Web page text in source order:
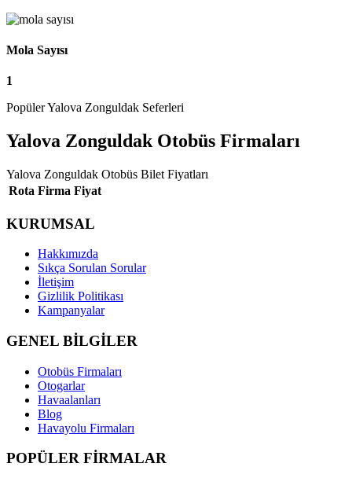
Mola Sayısı
1
Popüler Yalova Zonguldak Seferleri
Yalova Zonguldak Otobüs Firmaları
Yalova Zonguldak Otobüs Bilet Fiyatları
Rota Firma Fiyat
KURUMSAL
Hakkımızda
Sıkça Sorulan Sorular
İletişim
Gizlilik Politikası
Kampanyalar
GENEL BİLGİLER
Otobüs Firmaları
Otogarlar
Havaalanları
Blog
Havayolu Firmaları
POPÜLER FİRMALAR